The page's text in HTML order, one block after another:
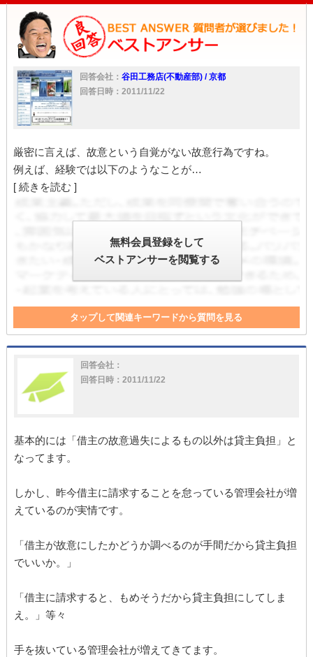
回答会社： 谷田工務店(不動産部) / 京都
回答日時：2011/11/22
厳密に言えば、故意という自覚がない故意行為ですね。
例えば、経験では以下のようなことが…
[ 続きを読む ]
無料会員登録をして
ベストアンサーを閲覧する
タップして関連キーワードから質問を見る
借主負担 管理 故意 貸主 借主 管理会社 洗面所
回答会社：
回答日時：2011/11/22
基本的には「借主の故意過失によるもの以外は貸主負担」と
なってます。
しかし、昨今借主に請求することを怠っている管理会社が増
えているのが実情です。
「借主が故意にしたかどうか調べるのが手間だから貸主負担
でいいか。」
「借主に請求すると、もめそうだから貸主負担にしてしま
え。」等々
手を抜いている管理会社が増えてきてます。